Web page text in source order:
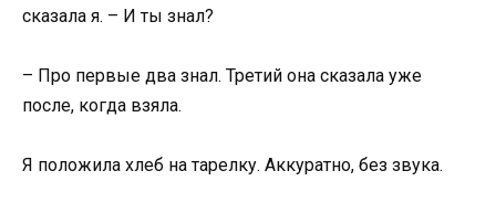
сказала я. – И ты знал?
– Про первые два знал. Третий она сказала уже
после, когда взяла.
Я положила хлеб на тарелку. Аккуратно, без звука.